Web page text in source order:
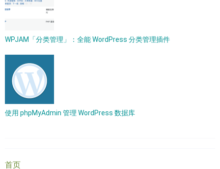
WPJAM「分类管理」：全能 WordPress 分类管理插件
使用 phpMyAdmin 管理 WordPress 数据库
首页